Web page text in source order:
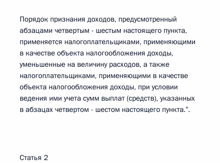
Порядок признания доходов, предусмотренный
абзацами четвертым - шестым настоящего пункта,
применяется налогоплательщиками, применяющими
в качестве объекта налогообложения доходы,
уменьшенные на величину расходов, а также
налогоплательщиками, применяющими в качестве
объекта налогообложения доходы, при условии
ведения ими учета сумм выплат (средств), указанных
в абзацах четвертом - шестом настоящего пункта.".
Статья 2